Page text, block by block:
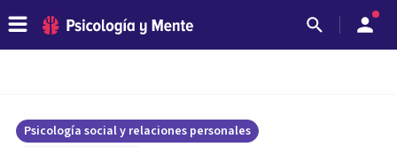
Psicología social y relaciones personales